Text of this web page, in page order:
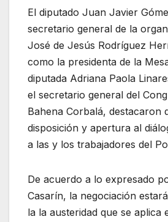
El diputado Juan Javier
secretario general de la
José de Jesús Rodríguez
como la presidenta de la
diputada Adriana Paola
el secretario general del
Bahena Corbalá, destacaron
disposición y apertura al
a las y los trabajadores del
De acuerdo a lo expresado
Casarín, la negociación
la la austeridad que se aplica